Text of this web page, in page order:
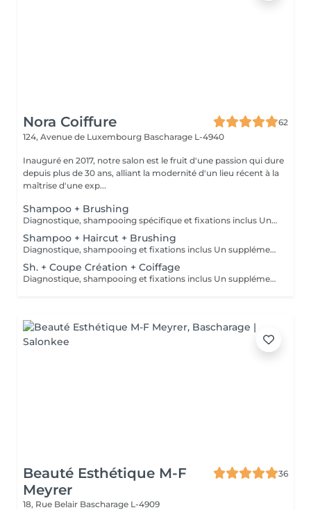
Nora Coiffure
62
124, Avenue de Luxembourg Bascharage L-4940
Inauguré en 2017, notre salon est le fruit d'une passion qui dure
depuis plus de 30 ans, alliant la modernité d'un lieu récent à la
maîtrise d'une exp...
Shampoo + Brushing
Diagnostique, shampooing spécifique et fixations inclus Un supplément peut être facturé en fonction de la qualité du cheveux et du résultat souhaité (exemple : un cheveux très épais et bouclé pour un résultat très lisse ou une ondulation à la plaque ou au fer après un brushing)
Shampoo + Haircut + Brushing
Diagnostique, shampooing et fixations inclus Un supplément peut être facturé en fonction de la qualité du cheveux et du résultat souhaité (exemple : un cheveux très épais et bouclé pour un résultat très lisse ou une ondulation à la plaque ou au fer après un brushing)
Sh. + Coupe Création + Coiffage
Diagnostique, shampooing et fixations inclus Un supplément peut être facturé en fonction de la qualité du cheveux et du résultat souhaité (exemple : un cheveux très épais et bouclé pour un résultat très lisse ou une ondulation à la plaque ou au fer après un brushing)
Beauté Esthétique M-F
Meyrer
36
18, Rue Belair Bascharage L-4909